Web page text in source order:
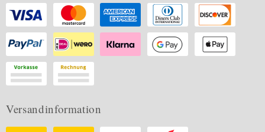
Versandinformation